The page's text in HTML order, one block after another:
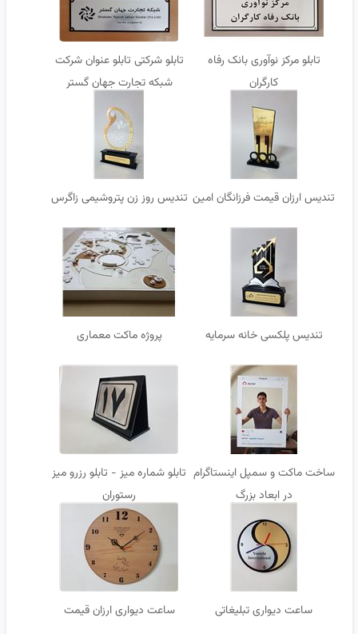
تابلو مرکز نوآوری بانک رفاه
کارگران
تابلو شرکتی تابلو عنوان شرکت
شبکه تجارت جهان گستر
تندیس ارزان قیمت فرزانگان امین تندیس روز زن پتروشیمی زاگرس
تندیس پلکسی خانه سرمایه پروژه ماکت معماری
ساخت ماکت و سمپل اینستاگرام
در ابعاد بزرگ
تابلو شماره میز - تابلو رزرو میز
رستوران
ساعت دیواری تبلیغاتی ساعت دیواری ارزان قیمت